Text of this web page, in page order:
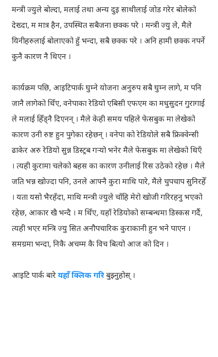
मन्त्री ज्युले बोल्दा, मलाई तथा अन्य दुइ साथीलाई जोड गरेर बोलेको
देख्दा, म मात्र हैन, उपस्थित सबैजना छक्क परे । मन्त्री ज्यु ले, मैले
यिनीहरुलाई बोलाएको हुँ भन्दा, सबै छक्क परे । अनि हामी छक्क नपर्ने
कुनै कारण नै थिएन ।
कार्यक्रम पछि, आइटिपार्क घुम्ने योजना अनुरुप सबै घुम्न लागे, म पनि
जानै लागेको थिँए, वनेपाका रेडियो एबिसी एफएम का मधुसुदन गुरागाई
ले मलाई हिँड्नै दिएनन् । मैले केही समय पहिले फेसबुक मा लेखेको
कारण उनी रुष्ट हुन पुगेका रहेछन् । वनेपा को रेडियोले सबै फ्रिक्वेन्सी
ढाकेर अरु रेडियो सुन्न डिस्ट्रब गर्‍यो भनेर मैले फेसबुक मा लेखेको थिएँ
। त्यही कुरामा चलेको बहस का कारण उनीलाई रिस उठेको रहेछ । मैले
जति भन्न खोज्दा पनि, उनले आफ्नै कुरा माथि पारे, मैले चुपचाप सुनिरहेँ
। यता यसो भैरहँदा, माथि मन्त्री ज्युले चाँहि मेरो खोजी गरिरहनु भएको
रहेछ, आकार खै भन्दै । म थिँए, यहाँ रेडियोको सम्बन्धमा डिस्कस गर्दै,
त्यही भएर मन्त्रि ज्यु सित अनौपचारिक कुराकानी हुन भने पाएन ।
समग्रमा भन्दा, निकै अचम्म कै विच बित्यो आज को दिन ।
आइटि पार्क बारेयहाँ क्लिक गरिबुझ्नुहोस् ।